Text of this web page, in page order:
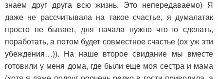
знаем друг друга всю жизнь. Это непередаваемо) Я
даже не рассчитывала на такое счастье, я думалатак
просто не бывает, для начала нужно что-то сделать,
поработать, а потом будет совместное счастье (ох уж эти
убеждения…)). На наше второе свидание мы вместе
готовили у меня дома, где были еще моя сестра и мама